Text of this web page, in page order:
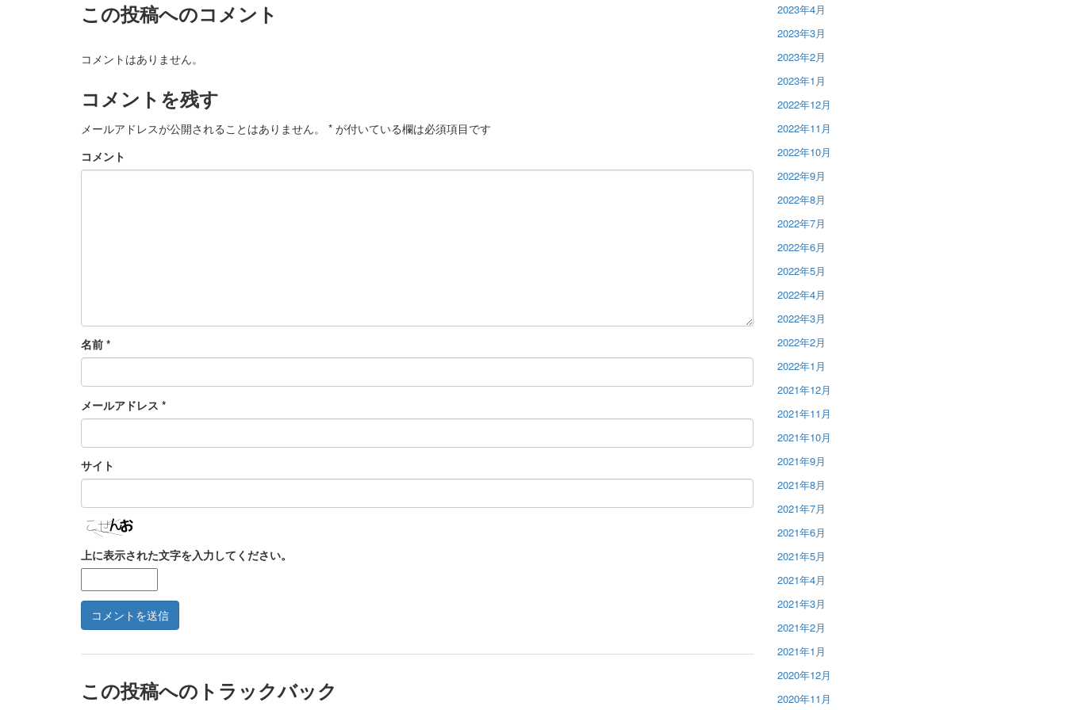
この投稿へのコメント
コメントはありません。
コメントを残す
メールアドレスが公開されることはありません。 * が付いている欄は必須項目です
コメント
名前 *
メールアドレス *
サイト
上に表示された文字を入力してください。
この投稿へのトラックバック
2023年4月
2023年3月
2023年2月
2023年1月
2022年12月
2022年11月
2022年10月
2022年9月
2022年8月
2022年7月
2022年6月
2022年5月
2022年4月
2022年3月
2022年2月
2022年1月
2021年12月
2021年11月
2021年10月
2021年9月
2021年8月
2021年7月
2021年6月
2021年5月
2021年4月
2021年3月
2021年2月
2021年1月
2020年12月
2020年11月